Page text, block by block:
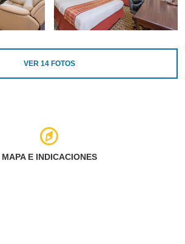
VER 14FOTOS
MAPA E INDICACIONES